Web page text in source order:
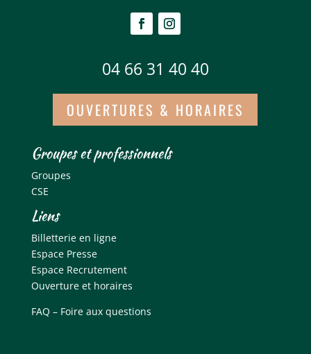
04 66 31 40 40
OUVERTURES & HORAIRES
Groupes et professionnels
Groupes
CSE
Liens
Billetterie en ligne
Espace Presse
Espace Recrutement
Ouverture et horaires
FAQ – Foire aux questions